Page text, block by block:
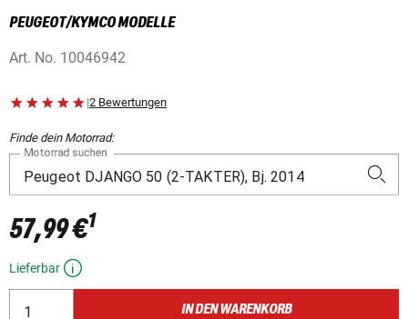
PEUGEOT/KYMCO MODELLE
Art. No. 10046942
|2 Bewertungen
Finde dein Motorrad:
Motorrad suchen
57,99 €1
Lieferbar
IN DEN WARENKORB